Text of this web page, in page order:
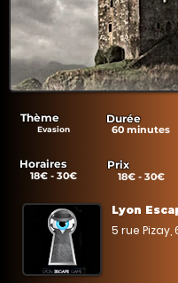
Thème
Evasion
Durée
60 minutes
Horaires
18€ - 30€
Prix
18€ - 30€
Lyon
5 rue Pizay,